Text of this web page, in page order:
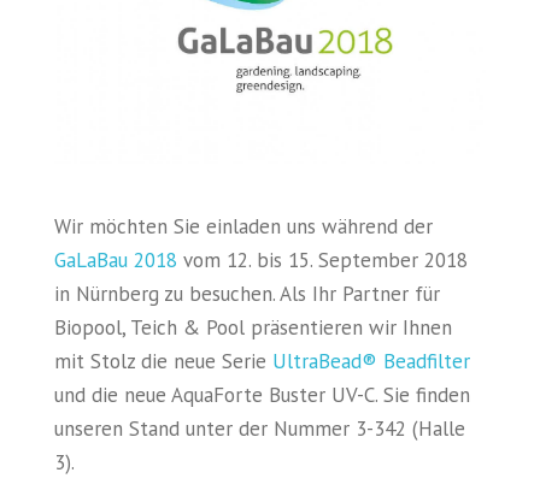
Wir möchten Sie einladen uns während der
GaLaBau 2018 vom 12. bis 15. September 2018
in Nürnberg zu besuchen. Als Ihr Partner für
Biopool, Teich & Pool präsentieren wir Ihnen
mit Stolz die neue Serie UltraBead® Beadfilter
und die neue AquaForte Buster UV-C. Sie finden
unseren Stand unter der Nummer 3-342 (Halle
3).